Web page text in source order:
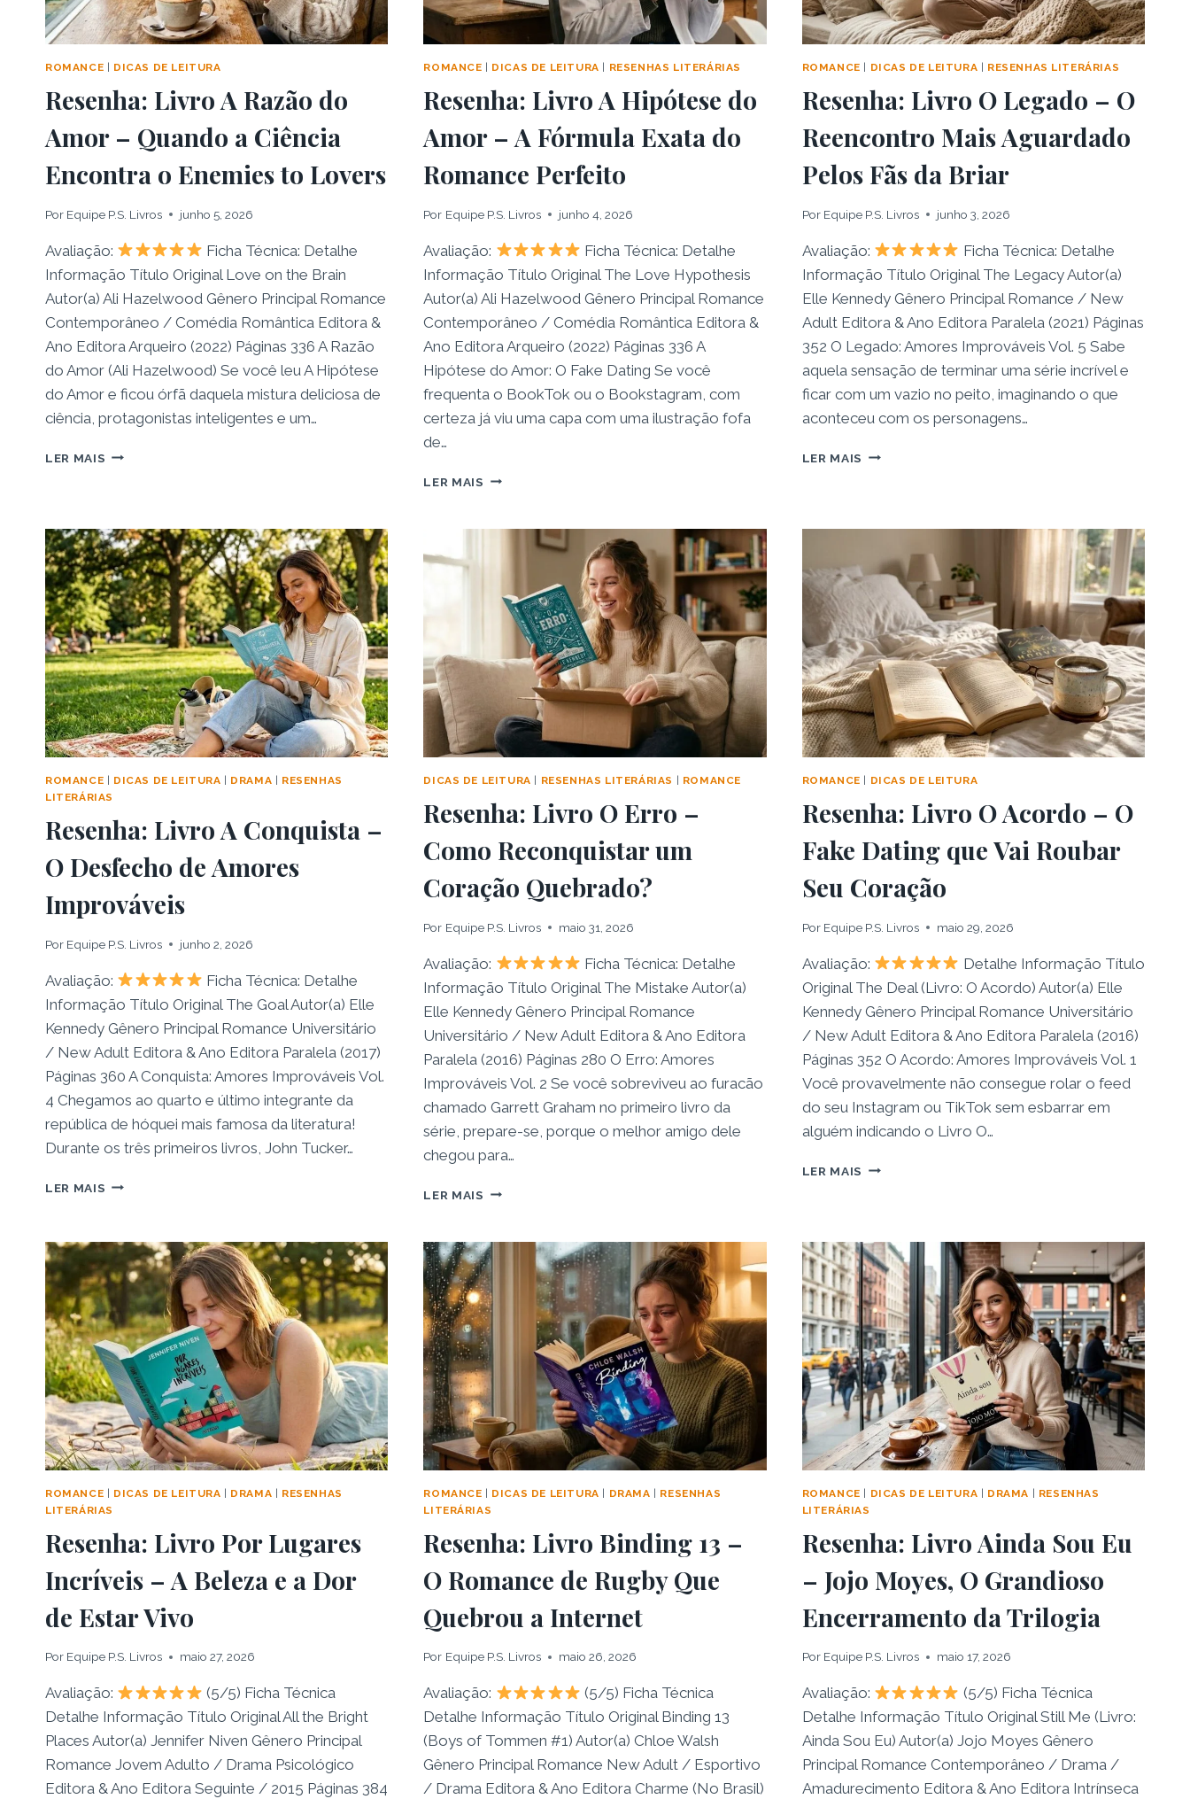
ROMANCE DICAS DE LEITURA
Resenha: Livro A Razão do
Amor – Quando a Ciência
Encontra o Enemies to Lovers
Por Equipe P.S. Livros junho 5, 2026
Avaliação:
Ficha Técnica: Detalhe
Informação Título Original Love on the Brain
Autor(a) Ali Hazelwood Gênero Principal Romance
Contemporâneo / Comédia Romântica Editora &
Ano Editora Arqueiro (2022) Páginas 336 A Razão
do Amor (Ali Hazelwood) Se você leu A Hipótese
do Amor e ficou órfã daquela mistura deliciosa de
ciência, protagonistas inteligentes e um…
LER MAIS RESENHA:
DO
AMOR
–
QUANDO
A
CIÊNCIA
ENCONTRA
O
ENEMIES
TO
LOVERS
ROMANCE DICAS DE LEITURA RESENHAS LITERÁRIAS
Resenha: Livro A Hipótese do
Amor – A Fórmula Exata do
Romance Perfeito
Por Equipe P.S. Livros junho 4, 2026
Avaliação:
Ficha Técnica: Detalhe
Informação Título Original The Love Hypothesis
Autor(a) Ali Hazelwood Gênero Principal Romance
Contemporâneo / Comédia Romântica Editora &
Ano Editora Arqueiro (2022) Páginas 336 A
Hipótese do Amor: O Fake Dating Se você
frequenta o BookTok ou o Bookstagram, com
certeza já viu uma capa com uma ilustração fofa
de…
LER MAIS RESENHA:
HIPÓTESE
FÓRMULA
DO
ROMANCE
PERFEITO
ROMANCE DICAS DE LEITURA RESENHAS LITERÁRIAS
Resenha: Livro O Legado – O
Reencontro Mais Aguardado
Pelos Fãs da Briar
Por Equipe P.S. Livros junho 3, 2026
Avaliação:
Ficha Técnica: Detalhe
Informação Título Original The Legacy Autor(a)
Elle Kennedy Gênero Principal Romance / New
Adult Editora & Ano Editora Paralela (2021) Páginas
352 O Legado: Amores Improváveis Vol. 5 Sabe
aquela sensação de terminar uma série incrível e
ficar com um vazio no peito, imaginando o que
aconteceu com os personagens…
LER MAIS RESENHA:
–
REENCONTRO
AGUARDADO
PELOS
FÃS
DA
BRIAR
ROMANCE DICAS DE LEITURA DRAMA
RESENHAS
LITERÁRIAS
Resenha: Livro A Conquista –
O Desfecho de Amores
Improváveis
Por Equipe P.S. Livros junho 2, 2026
Avaliação:
Ficha Técnica: Detalhe
Informação Título Original The Goal Autor(a) Elle
Kennedy Gênero Principal Romance Universitário
/ New Adult Editora & Ano Editora Paralela (2017)
Páginas 360 A Conquista: Amores Improváveis Vol.
4 Chegamos ao quarto e último integrante da
república de hóquei mais famosa da literatura!
Durante os três primeiros livros, John Tucker…
LER MAIS RESENHA:
CONQUISTA
–
O
DESFECHO
DE
AMORES
IMPROVÁVEIS
DICAS DE LEITURA RESENHAS LITERÁRIAS ROMANCE
Resenha: Livro O Erro –
Como Reconquistar um
Coração Quebrado?
Por Equipe P.S. Livros maio 31, 2026
Avaliação:
Ficha Técnica: Detalhe
Informação Título Original The Mistake Autor(a)
Elle Kennedy Gênero Principal Romance
Universitário / New Adult Editora & Ano Editora
Paralela (2016) Páginas 280 O Erro: Amores
Improváveis Vol. 2 Se você sobreviveu ao furacão
chamado Garrett Graham no primeiro livro da
série, prepare-se, porque o melhor amigo dele
chegou para…
LER MAIS RESENHA:
ERRO
–
COMO
RECONQUISTAR
UM
CORAÇÃO
QUEBRADO?
ROMANCE DICAS DE LEITURA
Resenha: Livro O Acordo – O
Fake Dating que Vai Roubar
Seu Coração
Por Equipe P.S. Livros maio 29, 2026
Avaliação:
Detalhe Informação Título
Original The Deal (Livro: O Acordo) Autor(a) Elle
Kennedy Gênero Principal Romance Universitário
/ New Adult Editora & Ano Editora Paralela (2016)
Páginas 352 O Acordo: Amores Improváveis Vol. 1
Você provavelmente não consegue rolar o feed
do seu Instagram ou TikTok sem esbarrar em
alguém indicando o Livro O…
LER MAIS RESENHA:
–
O
FAKE
DATING
QUE
VAI
ROUBAR
SEU
CORAÇÃO
ROMANCE | DICAS DE LEITURA | DRAMA | RESENHAS
LITERÁRIAS
Resenha: Livro Por Lugares
Incríveis – A Beleza e a Dor
de Estar Vivo
Por Equipe P.S. Livros maio 27, 2026
Avaliação:
(5/5) Ficha Técnica
Detalhe Informação Título Original All the Bright
Places Autor(a) Jennifer Niven Gênero Principal
Romance Jovem Adulto / Drama Psicológico
Editora & Ano Editora Seguinte / 2015 Páginas 384
ROMANCE | DICAS DE LEITURA | DRAMA | RESENHAS
LITERÁRIAS
Resenha: Livro Binding 13 –
O Romance de Rugby Que
Quebrou a Internet
Por Equipe P.S. Livros maio 26, 2026
Avaliação:
(5/5) Ficha Técnica
Detalhe Informação Título Original Binding 13
(Boys of Tommen #1) Autor(a) Chloe Walsh
Gênero Principal Romance New Adult / Esportivo
/ Drama Editora & Ano Editora Charme (No Brasil)
ROMANCE | DICAS DE LEITURA | DRAMA | RESENHAS
LITERÁRIAS
Resenha: Livro Ainda Sou Eu
– Jojo Moyes, O Grandioso
Encerramento da Trilogia
Por Equipe P.S. Livros maio 17, 2026
Avaliação:
(5/5) Ficha Técnica
Detalhe Informação Título Original Still Me (Livro:
Ainda Sou Eu) Autor(a) Jojo Moyes Gênero
Principal Romance Contemporâneo / Drama /
Amadurecimento Editora & Ano Editora Intrínseca